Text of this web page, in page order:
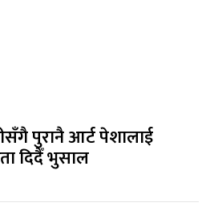
पुरानै आर्ट पेशालाई
दिदैँ भुसाल